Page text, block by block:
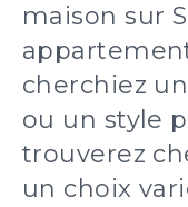
maison sur
cherchiez
ou un style
trouverez
un choix